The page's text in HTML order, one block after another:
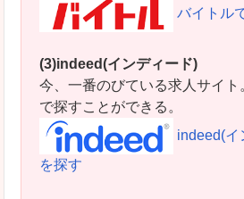
バイトル
(3)indeed(インディード)
今、一番のびている求人サイト
で探すことができる。
indeed(イ
を探す